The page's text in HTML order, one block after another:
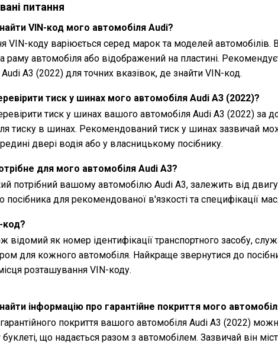
питання
VIN-код мого автомобіля Audi?
VIN-коду варіюється серед марок та моделей автомобілів.
раму автомобіля або відображений на пластині.
A3 (2022) для точних вказівок, де знайти VIN-код.
тиск у шинах мого автомобіля Audi A3 (2022)?
тиск у шинах вашого автомобіля Audi A3 (2022) за
тиску в шинах. Рекомендований тиск у шинах зазвичай
двері водія або у власницькому посібнику.
для мого автомобіля Audi A3?
потрібний вашому автомобілю Audi A3, залежить від
посібника для рекомендованої в'язкості та специфікації
код?
відомий як номер ідентифікації транспортного засобу,
для кожного автомобіля. Найкраще звернутися до
розташування VIN-коду.
інформацію про гарантійне покриття мого
покриття вашого автомобіля Audi A3 (2022)
буклеті, що надається разом з автомобілем. Зазвичай він